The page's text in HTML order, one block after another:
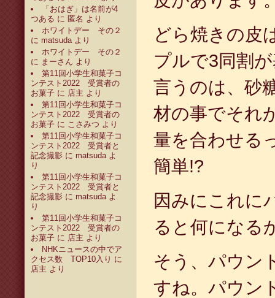
「おはぎ」は名前が4
つある に 匿名 より
ホワイトデー その２
に matsudaより
ホワイトデー その２
に まーさん より
第11回小学生和菓子コ
ンテスト2022 受賞者の
お菓子 に 店主 より
第11回小学生和菓子コ
ンテスト2022 受賞者の
お菓子 に こさみつ より
第11回小学生和菓子コ
ンテスト2022 受賞者と
記念撮影 に matsudaよ
り
第11回小学生和菓子コ
ンテスト2022 受賞者と
記念撮影 に matsudaよ
り
第11回小学生和菓子コ
ンテスト2022 受賞者の
お菓子 に 店主 より
NHKニュースの中でア
クセス数 TOP10入り に
店主 より
どら焼きの皮
プルで3同割
言うのは、砂
材の事でそれ
量を合わせる
簡単!?
因みにこれに
ると何になる
そう、パウン
すね。パウン